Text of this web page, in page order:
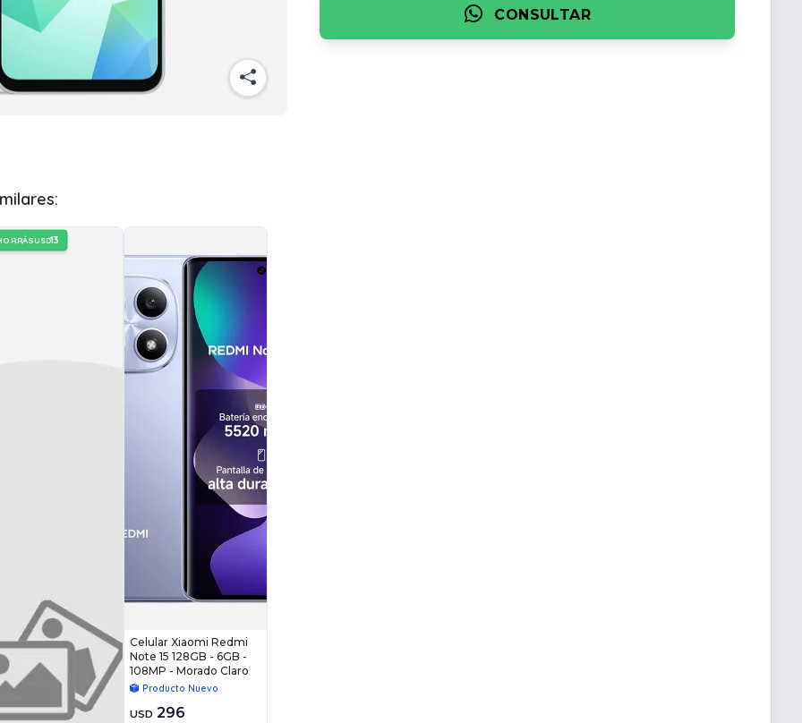
CONSULTAR
USD13
Celular Xiaomi Redmi
Note 15 128GB - 6GB -
108MP - Morado Claro
Producto Nuevo
USD 296